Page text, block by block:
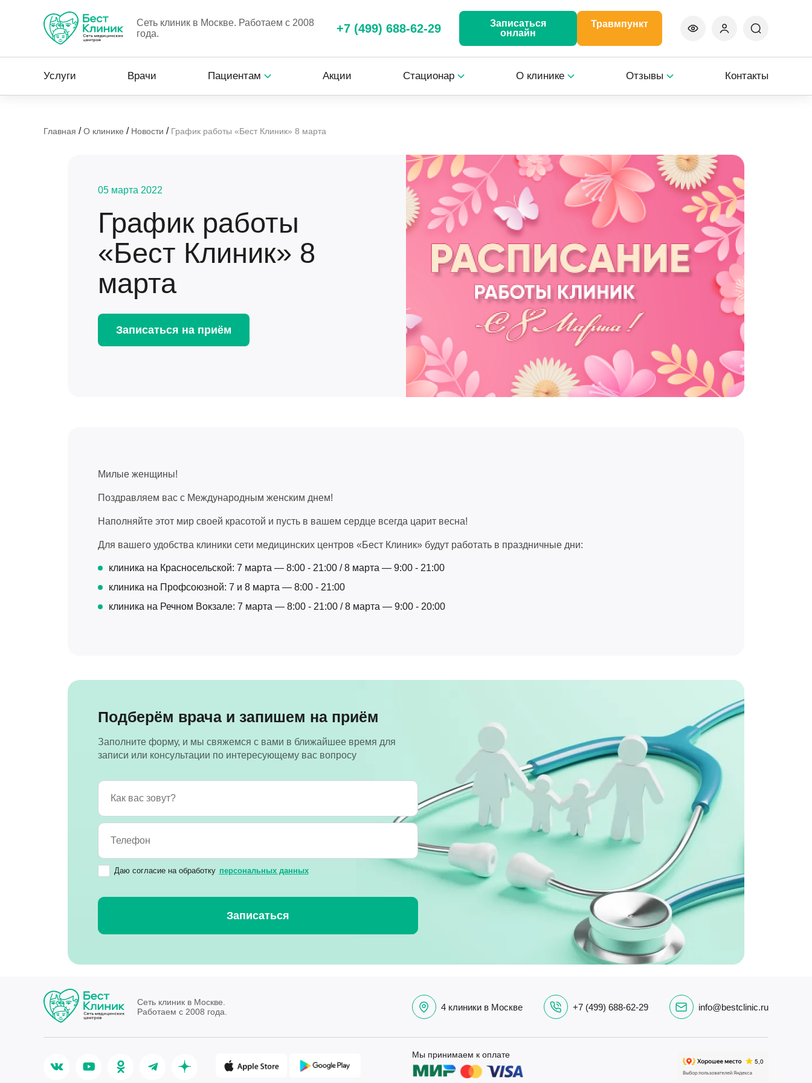
Сеть клиник в Москве. Работаем с 2008
года.
+7 (499) 688-62-29
Записаться
онлайн
Травмпункт
Услуги Врачи Пациентам Акции Стационар О клинике Отзывы Контакты
Главная /О клинике / Новости / График работы «Бест Клиник» 8 марта
05 марта 2022
График работы
«Бест Клиник» 8
марта
Записаться на приём
Милые женщины!
Поздравляем вас с Международным женским днем!
Наполняйте этот мир своей красотой и пусть в вашем сердце всегда царит весна!
Для вашего удобства клиники сети медицинских центров «Бест Клиник» будут работать в праздничные дни:
клиника на Красносельской: 7 марта — 8:00 - 21:00 / 8 марта — 9:00 - 21:00
клиника на Профсоюзной: 7 и 8 марта — 8:00 - 21:00
клиника на Речном Вокзале: 7 марта — 8:00 - 21:00 / 8 марта — 9:00 - 20:00
Подберём врача и запишем на приём
Заполните форму, и мы свяжемся с вами в ближайшее время для
записи или консультации по интересующему вас вопросу
Даю согласие на обработку персональных данных
Сеть клиник в Москве.
Работаем с 2008 года.
4 клиники в Москве +7 (499) 688-62-29 info@bestclinic.ru
Мы принимаем к оплате